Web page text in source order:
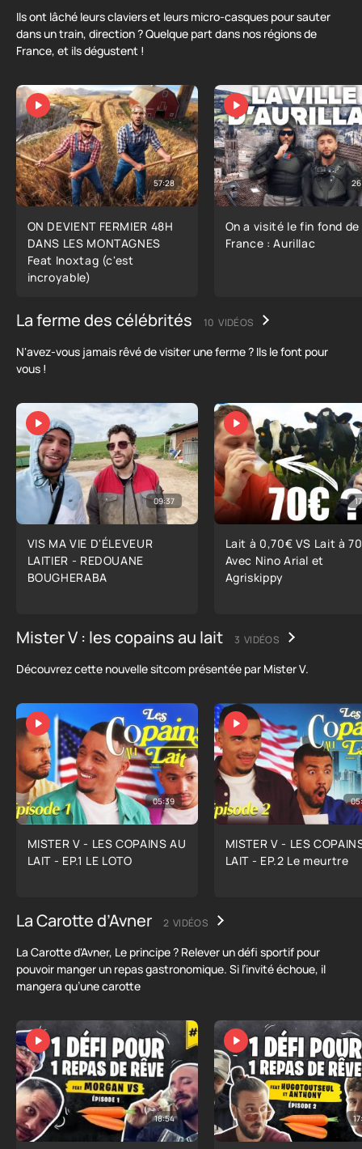
Ils ont lâché leurs claviers et leurs micro-casques pour sauter
dans un train, direction ? Quelque part dans nos régions de
France, et ils dégustent !
57:28
ON DEVIENT FERMIER 48H
DANS LES MONTAGNES
Feat Inoxtag (c'est
incroyable)
On a visité le fin fond de
France : Aurillac
La ferme des célébrités 10 VIDÉOS
N'avez-vous jamais rêvé de visiter une ferme ? Ils le font pour
vous !
09:37
VIS MA VIE D'ÉLEVEUR
LAITIER - REDOUANE
BOUGHERABA
Lait à 0,70€ VS Lait à
Avec Nino Arial et
Agriskippy
Mister V : les copains au lait 3 VIDÉOS
Découvrez cette nouvelle sitcom présentée par Mister V.
05:39
MISTER V - LES COPAINS AU
LAIT - EP.1 LE LOTO
MISTER V - LES
LAIT - EP.2 Le meurtre
La Carotte d’Avner 2 VIDÉOS
La Carotte d'Avner, Le principe ? Relever un défi sportif pour
pouvoir manger un repas gastronomique. Si l’invité échoue, il
mangera qu’une carotte
18:54